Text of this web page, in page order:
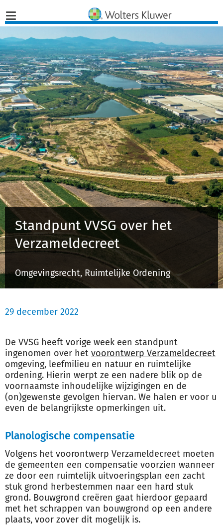
Home
Nieuws
Opinies
Infographics
Producten
Opleidingen
Juridisch Advies
Schulinck Omgevingsrecht Databank
Contact
Registreren
Standpunt VVSG over het
Verzameldecreet
Omgevingsrecht, Ruimtelijke Ordening
29 december 2022
De VVSG heeft vorige week een standpunt
ingenomen over het voorontwerp Verzameldecreet
omgeving, leefmilieu en natuur en ruimtelijke
ordening. Hierin werpt ze een nadere blik op de
voornaamste inhoudelijke wijzigingen en de
(on)gewenste gevolgen hiervan. We halen er voor u
even de belangrijkste opmerkingen uit.
Planologische compensatie
Volgens het voorontwerp Verzameldecreet moeten
de gemeenten een compensatie voorzien wanneer
ze door een ruimtelijk uitvoeringsplan een zacht
stuk grond herbestemmen naar een hard stuk
grond. Bouwgrond creëren gaat hierdoor gepaard
met het schrappen van bouwgrond op een andere
plaats, voor zover dit mogelijk is.